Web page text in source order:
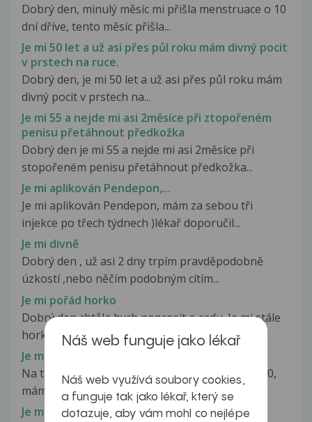
Dobrý den, minulý měsíc mi přišla menstruace o 10
dní dříve, tento měsíc přišla...
Je mi 50 let a už asi přes půl roku mám divný pocit
v prstech na ruce.
Dobrý den, je mi 50 let a už asi přes půl roku mám
divný pocit v prstech na...
Je mi 55 a nejde mi asi 2měsíce při ztopořeném
penisu přetáhnout předkožka
Dobrý den je mi 55 a nejde mi asi 2měsíce při
stopořeném penisu přetáhnout předkožka...
Je mi aplikován Pendepon,...
Je mi aplikován Pendepon, mám za sebou tři
injekce po třech týdnech )lékař doporučil...
Je mi divně
Dobrý den , už asi 2 dny trpím pravděpodobně
úzkostí ,nebo něčím podobným cítím...
Je mi pořád horko
Dobrý den,chtěla bych poprosit o radu. Je mi stále
horko,začalo to v těhotenství,teď...
Je mi pořád zima
Na tlak beru léky a držím ho mezi 130-140/70-90,
mám stále studené ruce a poslední...
Je mi stále divně
Náš web funguje jako lékař
Náš web využívá soubory cookies,
a funguje tak jako lékař, který se
dotazuje, aby vám mohl co nejlépe